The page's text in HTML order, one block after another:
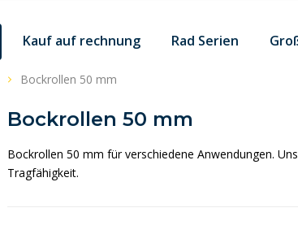
Kauf auf rechnung Rad Serien
Bockrollen 50 mm
Bockrollen 50 mm
Bockrollen 50 mm für verschiedene Anwendungen.
Tragfähigkeit.